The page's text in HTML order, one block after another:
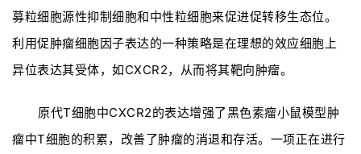
募粒细胞源性抑制细胞和中性粒细胞来促进促转移生态位。
利用促肿瘤细胞因子表达的一种策略是在理想的效应细胞上
异位表达其受体，如CXCR2，从而将其靶向肿瘤。
原代T细胞中CXCR2的表达增强了黑色素瘤小鼠模型肿
瘤中T细胞的积累，改善了肿瘤的消退和存活。一项正在进行